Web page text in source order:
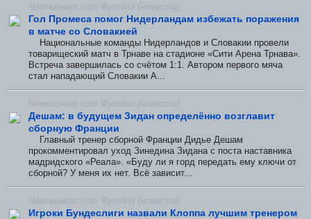
Чемпионат.com Футбол (новости)
Гол Промеса помог Нидерландам избежать поражения
в матче со Словакией
Национальные команды Нидерландов и Словакии провели
товарищеский матч в Трнаве на стадионе «Сити Арена Трнава».
Встреча завершилась со счётом 1:1. Автором первого мяча
стал нападающий Словакии А...
Чемпионат.com Футбол (новости)
Дешам: в будущем Зидан определённо возглавит
сборную Франции
Главный тренер сборной Франции Дидье Дешам
прокомментировал уход Зинедина Зидана с поста наставника
мадридского «Реала». «Буду ли я горд передать ему ключи от
сборной? У меня их нет. Всё зависит...
Чемпионат.com Футбол (новости)
Игроки Бундеслиги назвали Клоппа лучшим тренером